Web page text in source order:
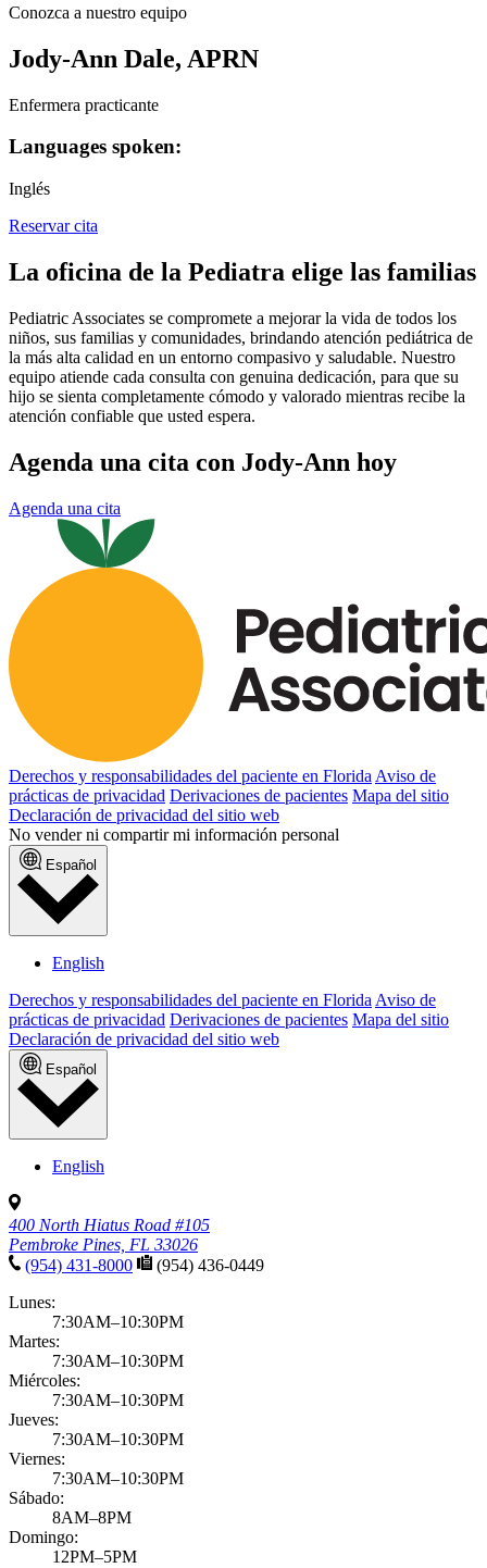
Conozca a nuestro equipo
Jody-Ann Dale, APRN
Enfermera practicante
Languages spoken:
Inglés
Reservar cita
La oficina de la Pediatra elige las familias
Pediatric Associates se compromete a mejorar la vida de todos los
niños, sus familias y comunidades, brindando atención pediátrica de
la más alta calidad en un entorno compasivo y saludable. Nuestro
equipo atiende cada consulta con genuina dedicación, para que su
hijo se sienta completamente cómodo y valorado mientras recibe la
atención confiable que usted espera.
Agenda una cita con Jody-Ann hoy
Agenda una cita
Derechos y responsabilidades del paciente en Florida Aviso de
prácticas de privacidad Derivaciones de pacientes Mapa del sitio
Declaración de privacidad del sitio web
No vender ni compartir mi información personal
Español
English
Derechos y responsabilidades del paciente en Florida Aviso de
prácticas de privacidad Derivaciones de pacientes Mapa del sitio
Declaración de privacidad del sitio web
Español
English
400 North Hiatus Road #105
Pembroke Pines, FL 33026
(954) 431-8000
(954) 436-0449
Lunes:
7:30AM–10:30PM
Martes:
7:30AM–10:30PM
Miércoles:
7:30AM–10:30PM
Jueves:
7:30AM–10:30PM
Viernes:
7:30AM–10:30PM
Sábado:
8AM–8PM
Domingo:
12PM–5PM